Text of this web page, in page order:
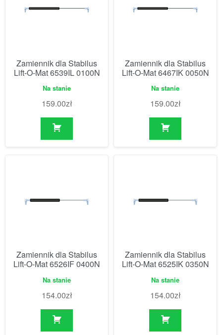
Zamiennik dla Stabilus
Lift-O-Mat 6539IL 0100N
Na stanie
159.00zł
Zamiennik dla Stabilus
Lift-O-Mat 6467IK 0050N
Na stanie
159.00zł
Zamiennik dla Stabilus
Lift-O-Mat 6526IF 0400N
Na stanie
154.00zł
Zamiennik dla Stabilus
Lift-O-Mat 6525IK 0350N
Na stanie
154.00zł